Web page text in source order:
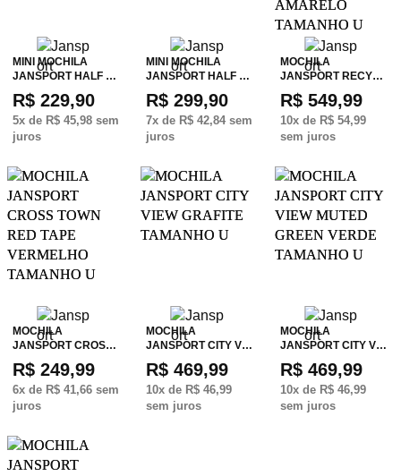
MINI MOCHILA
JANSPORT HALF …
R$ 229,90
5x de R$ 45,98 sem
juros
MINI MOCHILA
JANSPORT HALF …
R$ 299,90
7x de R$ 42,84 sem
juros
MOCHILA
JANSPORT RECY…
R$ 549,99
10x de R$ 54,99
sem juros
MOCHILA
JANSPORT CROS…
R$ 249,99
6x de R$ 41,66 sem
juros
MOCHILA
JANSPORT CITY V…
R$ 469,99
10x de R$ 46,99
sem juros
MOCHILA
JANSPORT CITY V…
R$ 469,99
10x de R$ 46,99
sem juros